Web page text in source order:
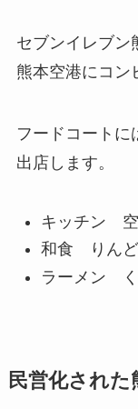
セブンイレブン
熊本空港にコン
フードコートに
出店します。
キッチン 空
和食 りんど
ラーメン く
民営化され